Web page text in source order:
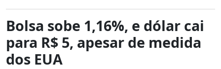
Bolsa sobe 1,16%, e dólar cai
para R$ 5, apesar de medida
dos EUA